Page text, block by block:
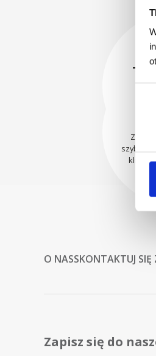
Każda
szybko
O NASSKONTAKTUJ
Zapisz się do